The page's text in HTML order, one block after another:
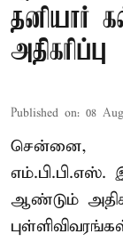
தனியார்
அதிகரிப்பு
Published on: 08
சென்னை,
ஆண்டும்